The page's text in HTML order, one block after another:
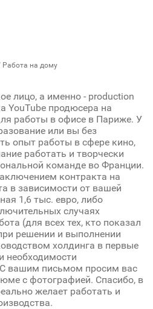
Работа на дому
лицо, а именно - production
YouTube продюсера на
работы в офисе в Париже. У
или вы без
опыт работы в сфере кино,
работать и творчески
команде во Франции.
контракта на
в зависимости от вашей
1,6 тыс. евро, либо
случаях
(для всех тех, кто показал
решении и выполнении
холдинга в первые
необходимости
С вашим письмом просим вас
с фотографией. Спасибо, в
желает работать и